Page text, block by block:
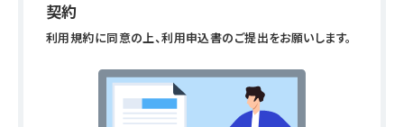
契約
利用規約に同意の上、利用申込書のご提出をお願いします。